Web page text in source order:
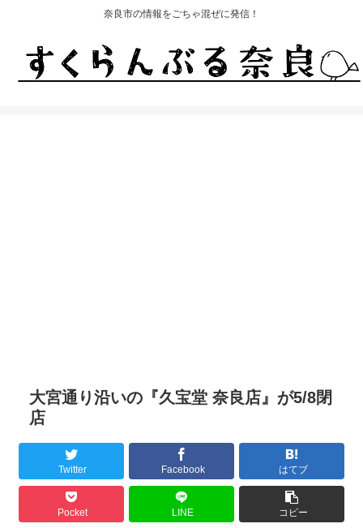
奈良市の情報をごちゃ混ぜに発信！
大宮通り沿いの『久宝堂 奈良店』が5/8閉
店
Twitter Facebook はてブ
Pocket LINE コピー